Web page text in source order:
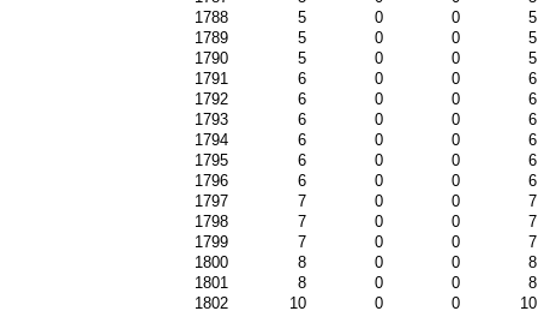
1788
5 0 0
5
1789
5 0 0
5
1790
5 0 0
5
1791
6 0 0
6
1792
6 0 0
6
1793
6 0 0
6
1794
6 0 0
6
1795
6 0 0
6
1796
6 0 0
6
1797
7 0 0
7
1798
7 0 0
7
1799
7 0 0
7
1800
8 0 0
8
1801
8 0 0
8
1802
10 0 0
10